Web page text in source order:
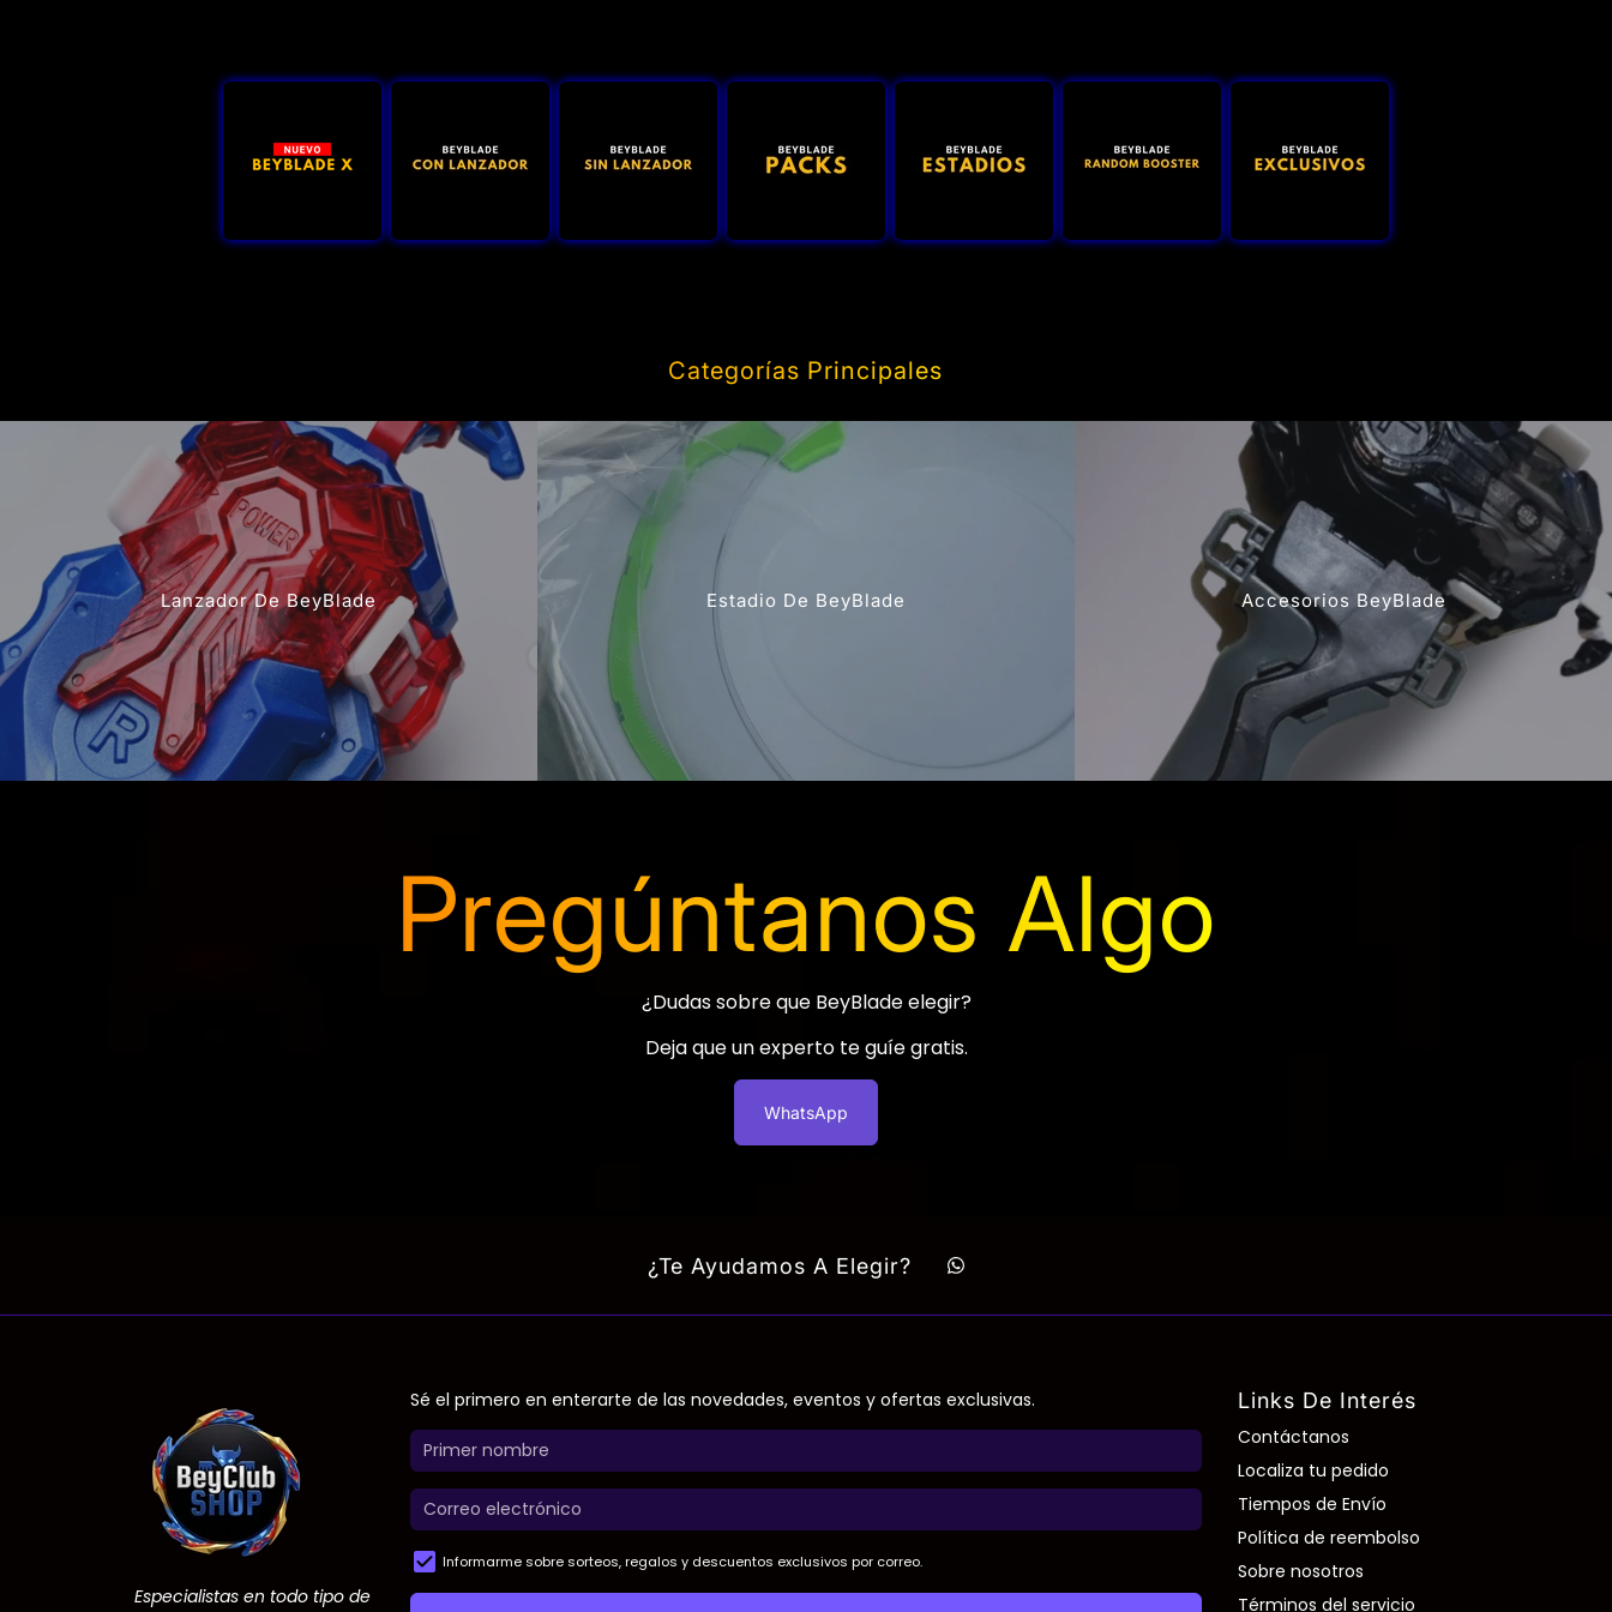
Categorías Principales
Lanzador De BeyBlade Estadio De BeyBlade Accesorios BeyBlade
Pregúntanos Algo
¿Dudas sobre que BeyBlade elegir?
Deja que un experto te guíe gratis.
WhatsApp
¿Te Ayudamos A Elegir?
Especialistas en todo tipo de
Sé el primero en enterarte de las novedades, eventos y ofertas exclusivas.
Informarme sobre sorteos, regalos y descuentos exclusivos por correo.
Links De Interés
Contáctanos
Localiza tu pedido
Tiempos de Envío
Política de reembolso
Sobre nosotros
Términos del servicio